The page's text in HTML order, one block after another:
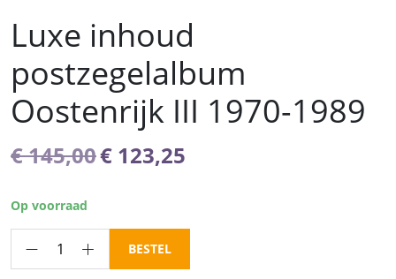
Luxe inhoud
postzegelalbum
Oostenrijk III 1970-1989
€145,00Oorspronkelijke
€ 145,00.
€ 123,25
€ 123,25.
Op voorraad
Luxe
inhoud
BESTEL